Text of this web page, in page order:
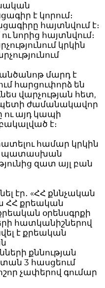
է կորում։
հայտնվում է։
նորից հայտնվում։
կրկին
անծանոթ մարդ է
հարցուփորձ են
վարչության հետ,
պետի ժամանակավոր
այդ կապի
է։
համար կրկին
ի պատասխան
զատ այլ բան
էր․ «ՀՀ քննչական
ՀՀ քրեական
օրենսգրքի
հատկանիշներով
է քրեական
քննության
3 հասցեում
չափերով գումար